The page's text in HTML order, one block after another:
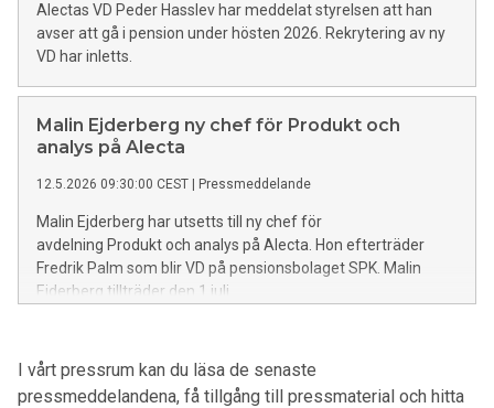
Alectas VD Peder Hasslev har meddelat styrelsen att han
avser att gå i pension under hösten 2026. Rekrytering av ny
VD har inletts.
Malin Ejderberg ny chef för Produkt och
analys på Alecta
12.5.2026 09:30:00 CEST | Pressmeddelande
Malin Ejderberg har utsetts till ny chef för
avdelning Produkt och analys på Alecta. Hon efterträder
Fredrik Palm som blir VD på pensionsbolaget SPK. Malin
Ejderberg tillträder den 1 juli.
I vårt pressrum kan du läsa de senaste
pressmeddelandena, få tillgång till pressmaterial och hitta